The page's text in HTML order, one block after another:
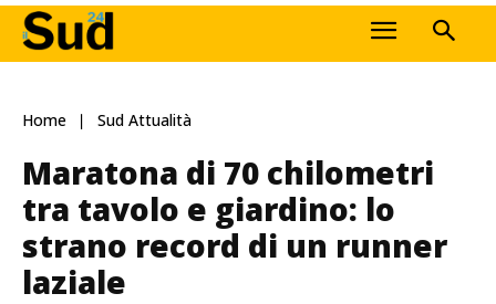
Home Sud Attualità
Maratona di 70 chilometri
tra tavolo e giardino: lo
strano record di un runner
laziale